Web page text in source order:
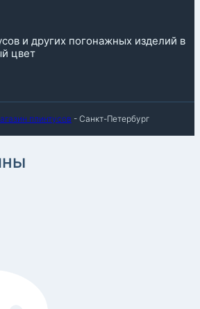
и других погонажных изделий в
цвет
плинтусов - Санкт-Петербург